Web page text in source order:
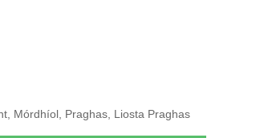
Mórdhíol, Praghas, Liosta Praghas